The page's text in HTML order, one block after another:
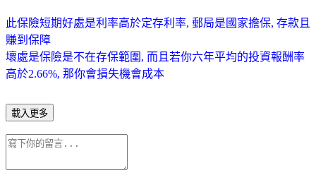
此保險短期好處是利率高於定存利率, 郵局是國家擔保, 存款且
賺到保障
壞處是保險是不在存保範圍, 而且若你六年平均的投資報酬率
高於2.66%, 那你會損失機會成本
載入更多